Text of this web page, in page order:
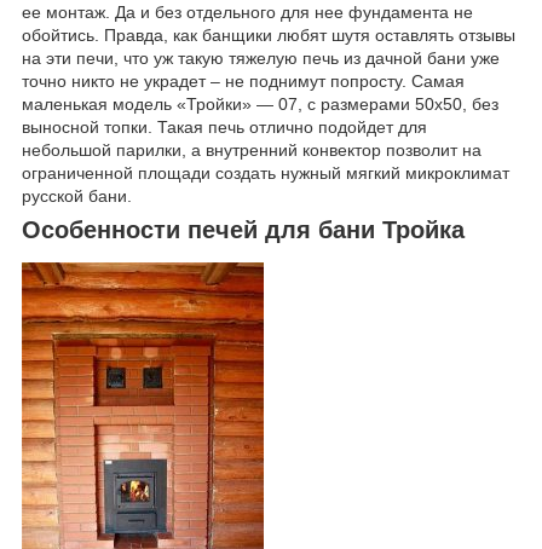
ее монтаж. Да и без отдельного для нее фундамента не
обойтись. Правда, как банщики любят шутя оставлять отзывы
на эти печи, что уж такую тяжелую печь из дачной бани уже
точно никто не украдет – не поднимут попросту. Самая
маленькая модель «Тройки» — 07, с размерами 50х50, без
выносной топки. Такая печь отлично подойдет для
небольшой парилки, а внутренний конвектор позволит на
ограниченной площади создать нужный мягкий микроклимат
русской бани.
Особенности печей для бани Тройка